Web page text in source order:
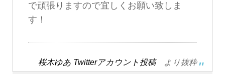
で頑張りますので宜しくお願い致しま
す！
桜木ゆあ Twitterアカウント投稿より抜粋